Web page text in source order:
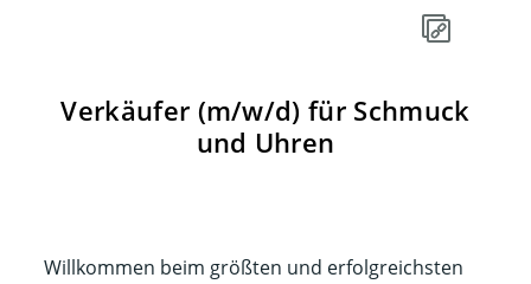
Verkäufer (m/w/d) für Schmuck
und Uhren
Willkommen beim größten und erfolgreichsten